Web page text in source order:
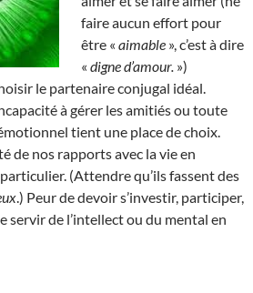
faire aucun effort pour
être « aimable », c’est à dire
« digne d’amour. »)
le partenaire conjugal idéal.
à gérer les amitiés ou toute
tient une place de choix.
de nos rapports avec la vie en
(Attendre qu’ils fassent des
.) Peur de devoir s’investir, participer,
servir de l’intellect ou du mental en